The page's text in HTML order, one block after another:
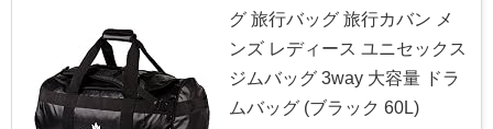
グ 旅行バッグ 旅行カバン メ
ンズ レディース ユニセックス
ジムバッグ 3way 大容量 ドラ
ムバッグ (ブラック 60L)